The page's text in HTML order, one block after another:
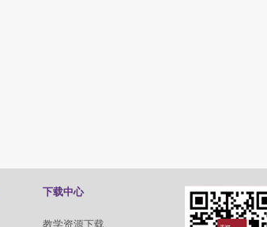
下载中心
教学资源下载